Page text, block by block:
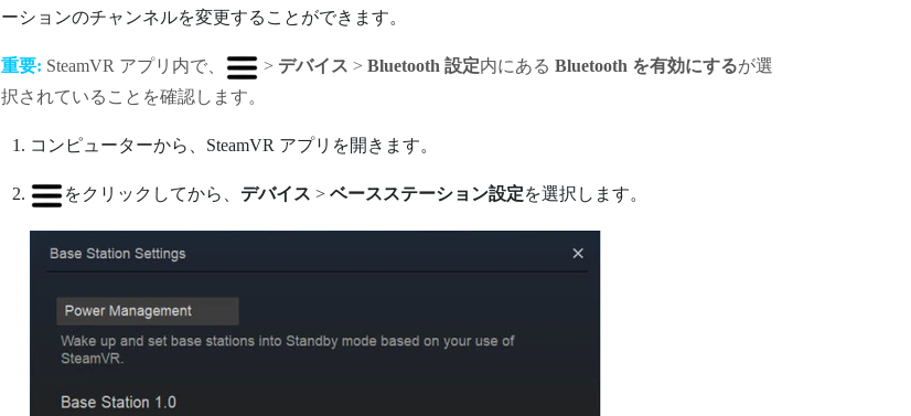
ーションのチャンネルを変更することができます。
重要: SteamVR アプリ内で、 > デバイス > Bluetooth 設定内にある Bluetooth を有効にするが選
択されていることを確認します。
コンピューターから、 SteamVR アプリを開きます。
をクリックしてから、 デバイス > ベースステーション設定を選択します。